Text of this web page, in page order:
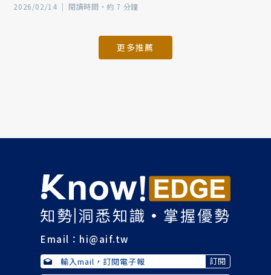
2026/02/14 | 閱讀時間‧約 7 分鐘
更多推薦
Email： hi@aif.tw